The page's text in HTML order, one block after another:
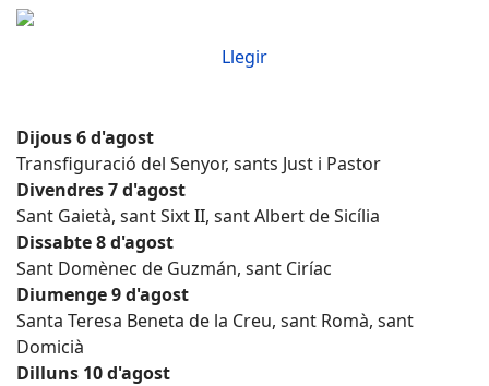
Llegir
Dijous 6 d'agost
Transfiguració del Senyor, sants Just i Pastor
Divendres 7 d'agost
Sant Gaietà, sant Sixt II, sant Albert de Sicília
Dissabte 8 d'agost
Sant Domènec de Guzmán, sant Ciríac
Diumenge 9 d'agost
Santa Teresa Beneta de la Creu, sant Romà, sant
Domicià
Dilluns 10 d'agost